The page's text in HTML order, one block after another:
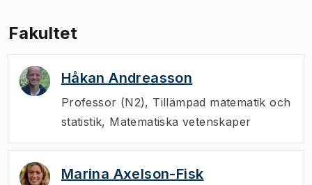
Fakultet
Håkan Andreasson
Professor (N2), Tillämpad matematik och
statistik, Matematiska vetenskaper
Marina Axelson-Fisk